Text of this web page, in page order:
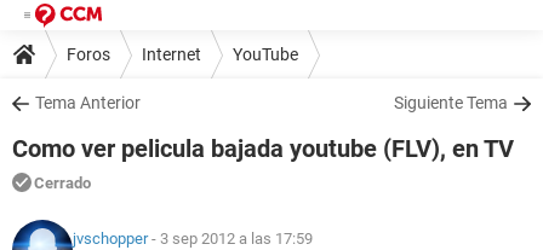
Foros Internet YouTube
Tema Anterior Siguiente Tema
Como ver pelicula bajada youtube (FLV), en TV
Cerrado
jvschopper- 3 sep 2012 a las 17:59